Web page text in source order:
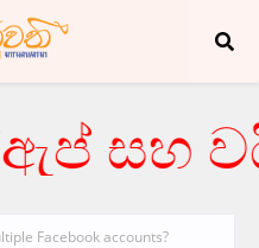
සහ
Facebook accounts?